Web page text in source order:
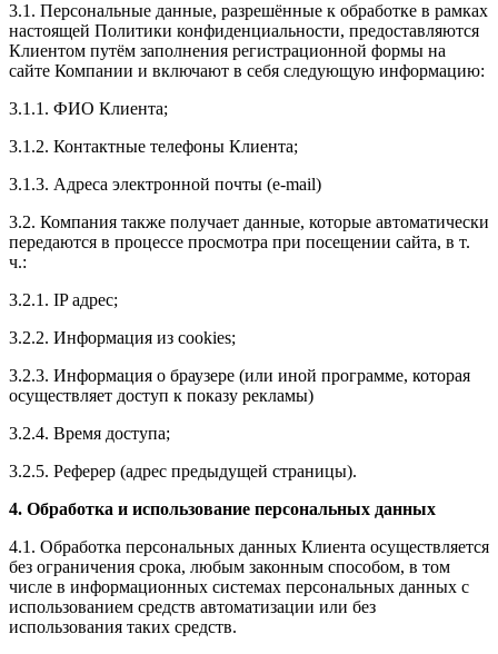
3.1. Персональные данные, разрешённые к обработке в рамках
настоящей Политики конфиденциальности, предоставляются
Клиентом путём заполнения регистрационной формы на
сайте Компании и включают в себя следующую информацию:
3.1.1. ФИО Клиента;
3.1.2. Контактные телефоны Клиента;
3.1.3. Адреса электронной почты (e-mail)
3.2. Компания также получает данные, которые автоматически
передаются в процессе просмотра при посещении сайта, в т.
ч.:
3.2.1. IP адрес;
3.2.2. Информация из cookies;
3.2.3. Информация о браузере (или иной программе, которая
осуществляет доступ к показу рекламы)
3.2.4. Время доступа;
3.2.5. Реферер (адрес предыдущей страницы).
4. Обработка и использование персональных данных
4.1. Обработка персональных данных Клиента осуществляется
без ограничения срока, любым законным способом, в том
числе в информационных системах персональных данных с
использованием средств автоматизации или без
использования таких средств.